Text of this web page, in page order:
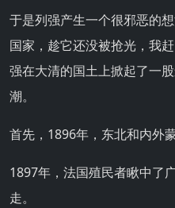
于是列强产生一个很邪恶的
国家，趁它还没被抢光，我
强在大清的国土上掀起了一
潮。
首先，1896年，东北和内外
1897年，法国殖民者瞅中了
走。